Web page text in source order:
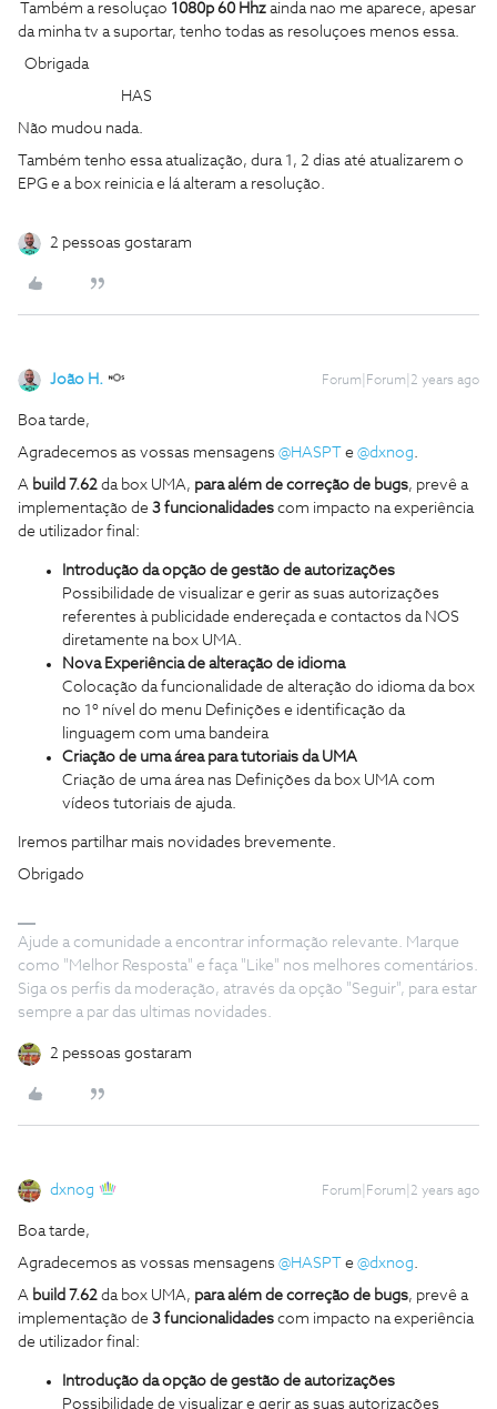
Também a resoluçao 1080p 60 Hhz ainda nao me aparece, apesar
da minha tv a suportar, tenho todas as resoluçoes menos essa.
Obrigada
HAS
Não mudou nada.
Também tenho essa atualização, dura 1, 2 dias até atualizarem o
EPG e a box reinicia e lá alteram a resolução.
2 pessoas gostaram
João H. Forum|Forum|2 years ago
Boa tarde,
Agradecemos as vossas mensagens @HASPT e @dxnog.
A build 7.62 da box UMA, para além de correção de bugs, prevê a
implementação de 3 funcionalidades com impacto na experiência
de utilizador final:
Introdução da opção de gestão de autorizações
Possibilidade de visualizar e gerir as suas autorizações
referentes à publicidade endereçada e contactos da NOS
diretamente na box UMA.
Nova Experiência de alteração de idioma
Colocação da funcionalidade de alteração do idioma da box
no 1º nível do menu Definições e identificação da
linguagem com uma bandeira
Criação de uma área para tutoriais da UMA
Criação de uma área nas Definições da box UMA com
vídeos tutoriais de ajuda.
Iremos partilhar mais novidades brevemente.
Obrigado
Ajude a comunidade a encontrar informação relevante. Marque
como "Melhor Resposta" e faça "Like" nos melhores comentários.
Siga os perfis da moderação, através da opção "Seguir", para estar
sempre a par das ultimas novidades.
2 pessoas gostaram
dxnog Forum|Forum|2 years ago
Boa tarde,
Agradecemos as vossas mensagens @HASPT e @dxnog.
A build 7.62 da box UMA, para além de correção de bugs, prevê a
implementação de 3 funcionalidades com impacto na experiência
de utilizador final:
Introdução da opção de gestão de autorizações
Possibilidade de visualizar e gerir as suas autorizações